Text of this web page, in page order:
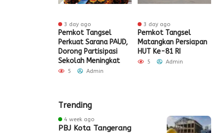
3 day ago
Pemkot Tangsel
Perkuat Sarana PAUD,
Dorong Partisipasi
Sekolah Meningkat
5 Admin
3 day ago
Pemkot Tangsel
Matangkan Persiapan
HUT Ke-81 RI
5 Admin
Trending
4 week ago
PBJ Kota Tangerang